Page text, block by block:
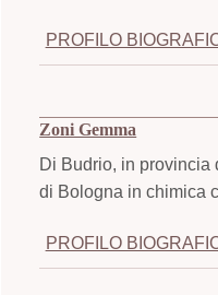
PROFILO
Zoni Gemma
Di Budrio, in provincia
di Bologna in chimica
PROFILO